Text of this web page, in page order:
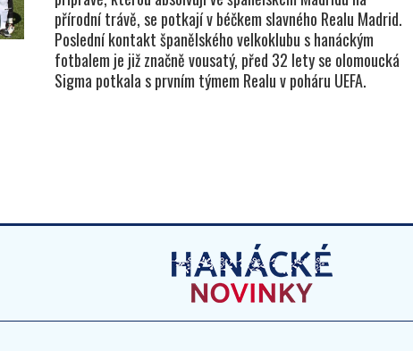
přírodní trávě, se potkají v béčkem slavného Realu Madrid.
Poslední kontakt španělského velkoklubu s hanáckým
fotbalem je již značně vousatý, před 32 lety se olomoucká
Sigma potkala s prvním týmem Realu v poháru UEFA.